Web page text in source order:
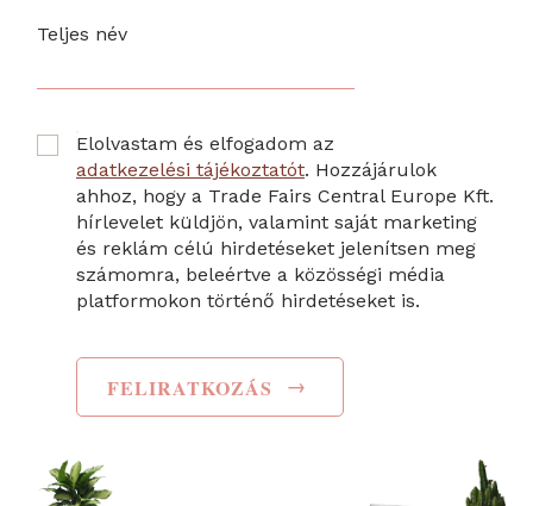
Teljes név
Elolvastam és elfogadom az
adatkezelési tájékoztatót. Hozzájárulok
ahhoz, hogy a Trade Fairs Central Europe Kft.
hírlevelet küldjön, valamint saját marketing
és reklám célú hirdetéseket jelenítsen meg
számomra, beleértve a közösségi média
platformokon történő hirdetéseket is.
FELIRATKOZÁS →